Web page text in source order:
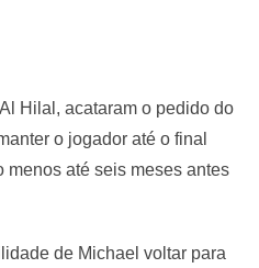
Hilal, acataram o pedido do
o jogador até o final
menos até seis meses antes
de Michael voltar para